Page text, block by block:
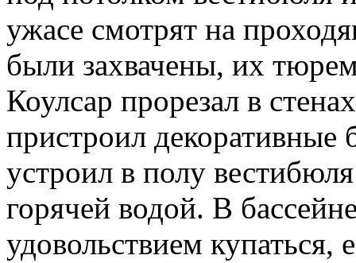
ужасе смотрят на
были захвачены, их
Коулсар прорезал в
пристроил декоративные
устроил в полу
горячей водой. В
удовольствием купаться,